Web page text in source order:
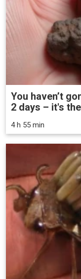
You haven’t
2 days – it's
4 h 55 min